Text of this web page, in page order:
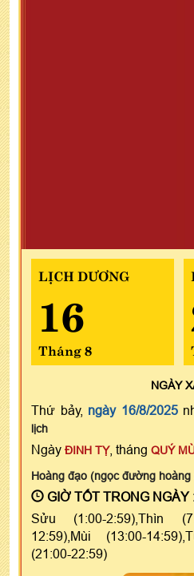
LỊCH DƯƠNG
16
Tháng 8
NGÀY
Thứ bảy, ngày 16/8/2025
lịch
Ngày ĐINH TỴ, tháng QUÝ
Hoàng đạo (ngọc đường hoàng
GIỜ TỐT TRONG NGÀY
Sửu (1:00-2:59),Thìn
12:59),Mùi (13:00-
(21:00-22:59)